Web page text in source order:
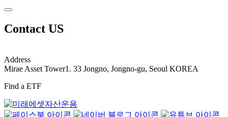
Contact US
Address
Mirae Asset Tower1. 33 Jongno, Jongno-gu, Seoul KOREA
Find a ETF